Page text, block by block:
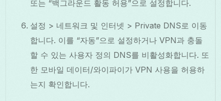
또는 “백그라운드 활동 허용”으로 설정합니다.
설정 > 네트워크 및 인터넷 > Private DNS로 이동
합니다. 이를 “자동”으로 설정하거나 VPN과 충돌
할 수 있는 사용자 정의 DNS를 비활성화합니다. 또
한 모바일 데이터/와이파이가 VPN 사용을 허용하
는지 확인합니다.